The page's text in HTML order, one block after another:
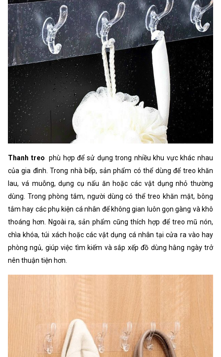
Thanh treo phù hợp để sử dụng trong nhiều khu vực khác nhau
của gia đình. Trong nhà bếp, sản phẩm có thể dùng để treo khăn
lau, vá muỗng, dụng cụ nấu ăn hoặc các vật dụng nhỏ thường
dùng. Trong phòng tắm, người dùng có thể treo khăn mặt, bông
tắm hay các phụ kiện cá nhân để không gian luôn gọn gàng và khô
thoáng hơn. Ngoài ra, sản phẩm cũng thích hợp để treo mũ nón,
chìa khóa, túi xách hoặc các vật dụng cá nhân tại cửa ra vào hay
phòng ngủ, giúp việc tìm kiếm và sắp xếp đồ dùng hằng ngày trở
nên thuận tiện hơn.